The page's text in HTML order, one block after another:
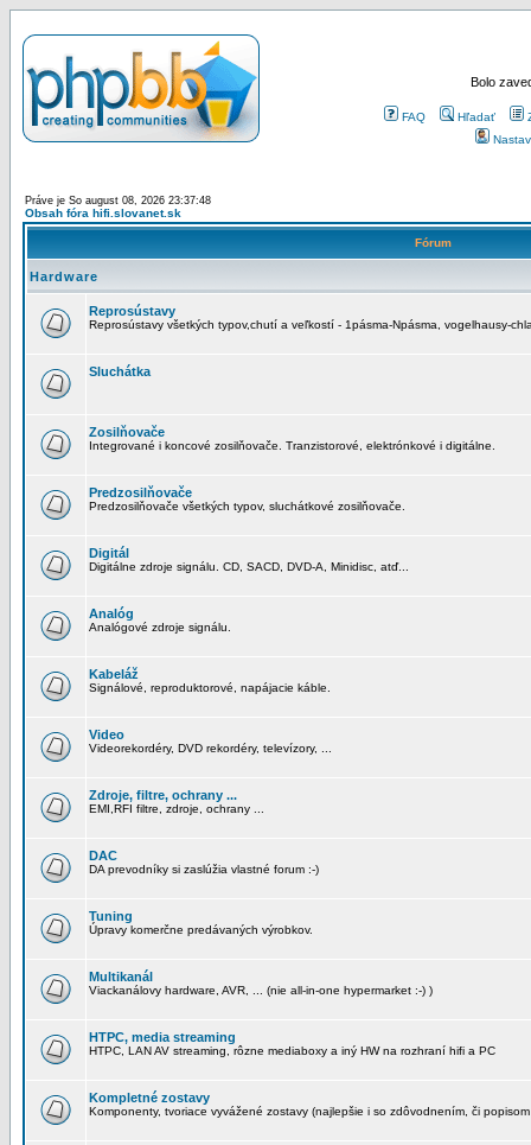
Bolo
FAQ Hľadať
Práve je So august 08, 2026 23:37:48
Obsah fóra hifi.slovanet.sk
Fórum
Hardware
Reprosústavy
Reprosústavy všetkých typov,chutí a veľkostí - 1pásma-Npásma, vogelhausy-
Sluchátka
Zosilňovače
Integrované i koncové zosilňovače. Tranzistorové, elektrónkové i digitálne.
Predzosilňovače
Predzosilňovače všetkých typov, sluchátkové zosilňovače.
Digitál
Digitálne zdroje signálu. CD, SACD, DVD-A, Minidisc, atď...
Analóg
Analógové zdroje signálu.
Kabeláž
Signálové, reproduktorové, napájacie káble.
Video
Videorekordéry, DVD rekordéry, televízory, ...
Zdroje, filtre, ochrany ...
EMI,RFI filtre, zdroje, ochrany ...
DAC
DA prevodníky si zaslúžia vlastné forum :-)
Tuning
Úpravy komerčne predávaných výrobkov.
Multikanál
Viackanálovy hardware, AVR, ... (nie all-in-one hypermarket :-) )
HTPC, media streaming
HTPC, LAN AV streaming, rôzne mediaboxy a iný HW na rozhraní hifi a PC
Kompletné zostavy
Komponenty, tvoriace vyvážené zostavy (najlepšie i so zdôvodnením, či